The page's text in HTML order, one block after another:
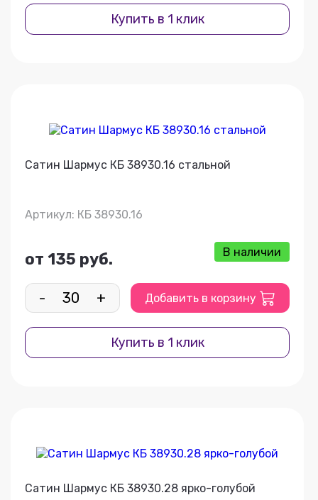
Купить в 1 клик
Сатин Шармус КБ 38930.16 стальной
Артикул: КБ 38930.16
от 135 руб. В наличии
- + Добавить в корзину
Купить в 1 клик
Сатин Шармус КБ 38930.28 ярко-голубой